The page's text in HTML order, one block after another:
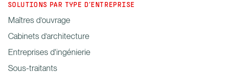
SOLUTIONS PAR TYPE D’ENTREPRISE
Maîtres d’ouvrage
Cabinets d’architecture
Entreprises d'ingénierie
Sous-traitants